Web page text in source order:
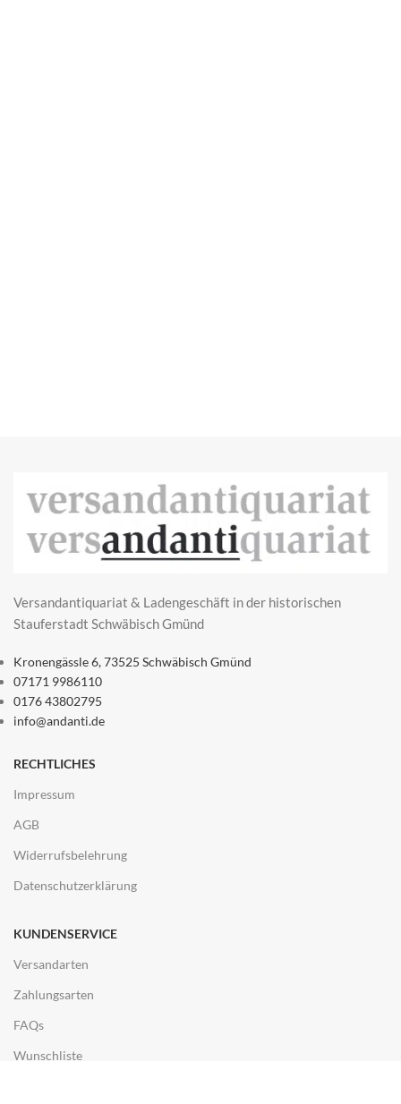
Versandantiquariat & Ladengeschäft in der historischen
Stauferstadt Schwäbisch Gmünd
Kronengässle 6, 73525 Schwäbisch Gmünd
07171 9986110
0176 43802795
info@andanti.de
RECHTLICHES
Impressum
AGB
Widerrufsbelehrung
Datenschutzerklärung
KUNDENSERVICE
Versandarten
Zahlungsarten
FAQs
Wunschliste